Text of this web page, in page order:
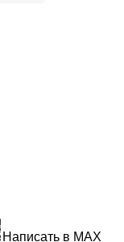
Написать в MAX